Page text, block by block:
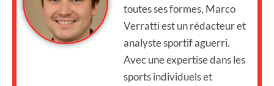
toutes ses formes, Marco
Verratti est un rédacteur et
analyste sportif aguerri.
Avec une expertise dans les
sports individuels et